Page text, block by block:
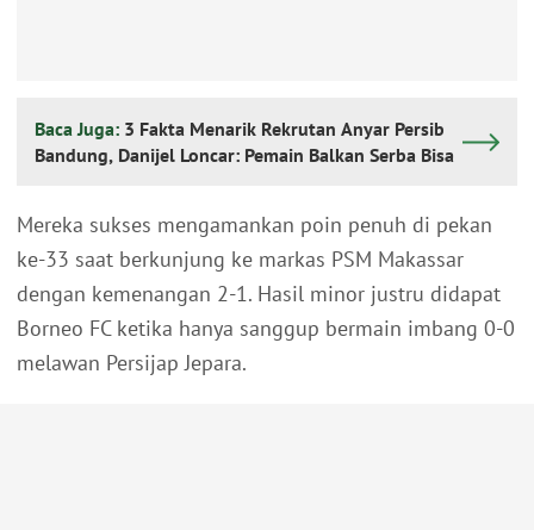
Baca Juga: 3 Fakta Menarik Rekrutan Anyar Persib
Bandung, Danijel Loncar: Pemain Balkan Serba Bisa
Mereka sukses mengamankan poin penuh di pekan
ke-33 saat berkunjung ke markas PSM Makassar
dengan kemenangan 2-1. Hasil minor justru didapat
Borneo FC ketika hanya sanggup bermain imbang 0-0
melawan Persijap Jepara.